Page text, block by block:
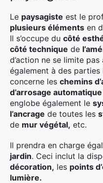
Le paysagiste est le
plusieurs éléments en
Il s’occupe du côté
côté technique de
d’action ne se limite pas
également à des
concerne les chemins
d’arrosage automatique
englobe également le
l’ancrage de toutes les
de mur végétal, etc.
Il prendra en charge
jardin. Ceci inclut la
décoration, les points
lumière.
Rechercher
: